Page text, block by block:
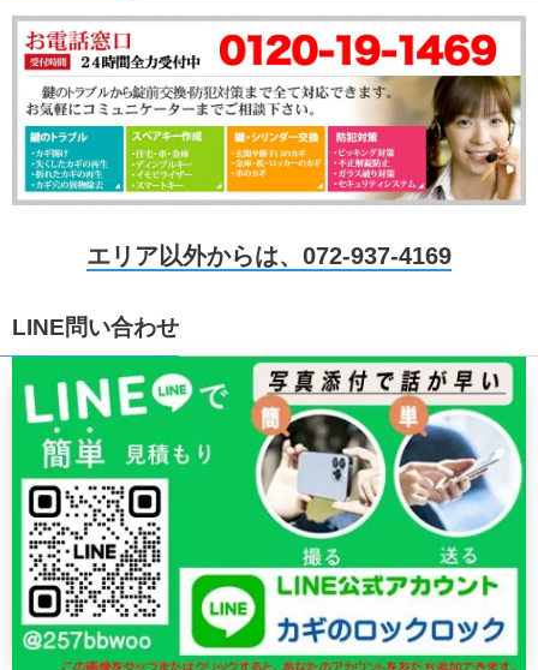
エリア以外からは、072-937-4169
LINE問い合わせ